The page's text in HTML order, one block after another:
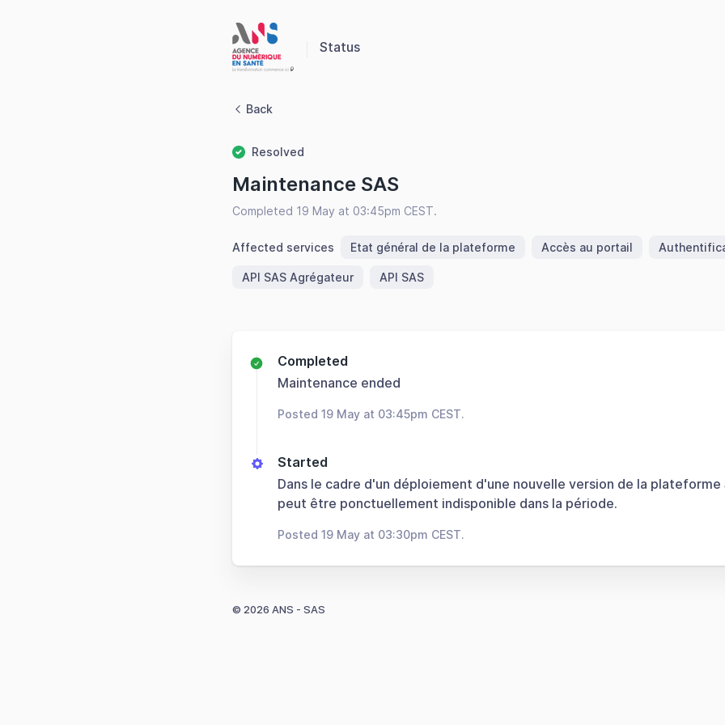
Status
Back
Resolved
Maintenance SAS
Completed 19 May at 03:45pm CEST.
Affected services Etat général de la plateforme Accès au portail
API SAS Agrégateur API SAS
Completed
Maintenance ended
Posted 19 May at 03:45pm CEST.
Started
Dans le cadre d'un déploiement d'une nouvelle version de la plateforme
peut être ponctuellement indisponible dans la période.
Posted 19 May at 03:30pm CEST.
© 2026 ANS - SAS